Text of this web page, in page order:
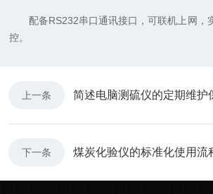
配备RS232串口通讯接口，可联机上网，
控。
上一条 简述电脑测硫仪的定期维护
下一条 煤炭化验仪的标准化使用流